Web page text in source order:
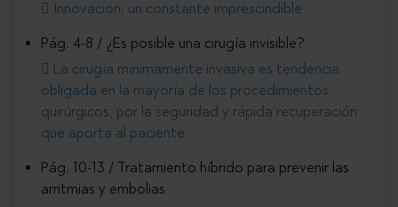
Innovación, un constante imprescindible
Pág. 4-8 / ¿Es posible una cirugía invisible?
La cirugía mínimamente invasiva es tendencia
obligada en la mayoría de los procedimientos
quirúrgicos, por la seguridad y rápida recuperación
que aporta al paciente
Pág. 10-13 / Tratamiento híbrido para prevenir las
arritmias y embolias